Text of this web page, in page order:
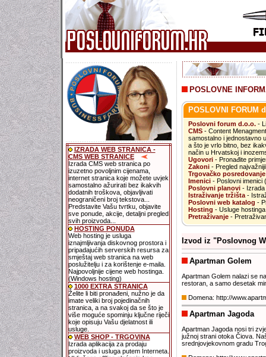
IZRADA WEB STRANICA -
CMS WEB STRANICE
Izrada CMS web stranica po
izuzetno povoljnim cijenama,
internet stranica koje možete uvjek
samostalno ažurirati bez ikakvih
dodatnih troškova, objavljivati
neograničeni broj tekstova...
Predstavite Vašu tvrtku, objavite
sve ponude, akcije, detaljni pregled
svih proizvoda...
HOSTING PONUDA
Web hosting je usluga
iznajmljivanja diskovnog prostora i
pripadajućih serverskih resursa za
smještaj web stranica na web
poslužitelju i za korištenje e-maila.
Najpovoljnije cijene web hostinga.
(Windows hosting)
1000 EXTRA STRANICA
Želite li biti pronađeni, nužno je da
imate veliki broj pojedinačnih
stranica, a na svakoj da se što je
više moguće spominju ključne riječi
koje opisuju Vašu djelatnost ili
usluge.
WEB SHOP - TRGOVINA
Izrada aplikacija za prodaju
proizvoda i usluga putem Interneta.
POSLOVNE
POSLOVNI FORUM
Poslovni forum d.o.o.-
CMS- Content
samostalno i jednostavno
a što je vrlo bitno, bez
način u Hrvatskoj i
Ugovori- Pronađite
Zakoni- Pregled
Trgovačko posredovanje
Imenici- Poslovni imenici
Poslovni planovi- Izrada
Istraživanje tržišta-
Poslovni web katalog -
Hosting - Usluge
Pretraživanje-
Izvod iz "Poslovnog
Apartman Golem
Apartman Golem nalazi se
restoran, a samo desetak
Domena: http://
Apartman Jagoda
Apartman Jagoda nosi tri
južnoj strani otoka Čiova.
srednjovjekovnom gradu